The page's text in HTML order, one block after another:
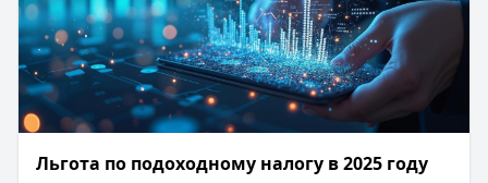
Льгота по подоходному налогу в 2025 году